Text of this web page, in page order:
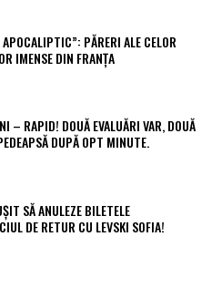
PĂRERI ALE CELOR
IMENSE DIN FRANȚA
– RAPID! DOUĂ EVALUĂRI VAR, DOUĂ
DUPĂ OPT MINUTE.
SĂ ANULEZE BILETELE
DE RETUR CU LEVSKI SOFIA!